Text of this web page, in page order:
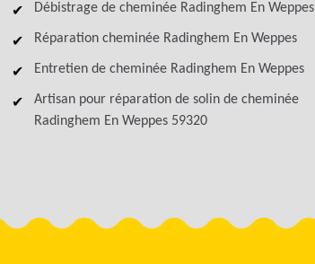
Débistrage de cheminée Radinghem En Weppes
Réparation cheminée Radinghem En Weppes
Entretien de cheminée Radinghem En Weppes
Artisan pour réparation de solin de cheminée
Radinghem En Weppes 59320